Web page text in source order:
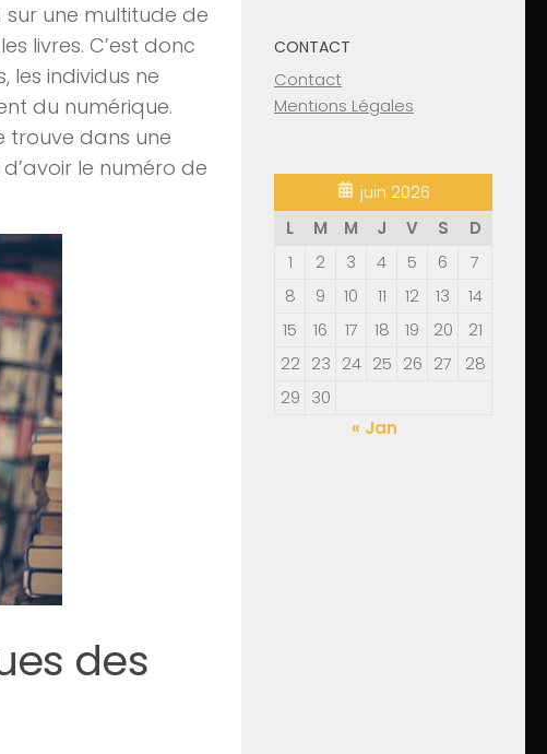
sur une multitude de
livres. C’est donc
les individus ne
du numérique.
trouve dans une
le numéro de
des
CONTACT
Contact
Mentions Légales
juin 2026
L
M M J V S
D
1
2 3 4 5 6
7
8
9 10 11 12 13
14
15
16 17 18 19 20
21
22 23 24 25 26 27
28
29 30
« Jan